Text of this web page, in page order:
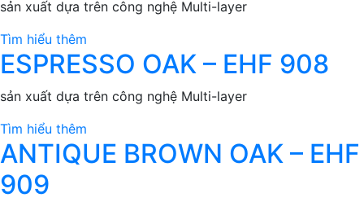
sản xuất dựa trên công nghệ Multi-layer
Tìm hiểu thêm
ESPRESSO OAK – EHF 908
sản xuất dựa trên công nghệ Multi-layer
Tìm hiểu thêm
ANTIQUE BROWN OAK – EHF
909